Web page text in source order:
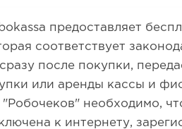
предоставляет
соответствует
после покупки,
или аренды кассы и
"Робочеков" необходимо,
к интернету,